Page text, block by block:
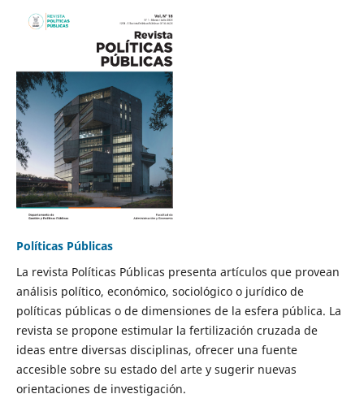
Políticas Públicas
La revista Políticas Públicas presenta artículos que provean
análisis político, económico, sociológico o jurídico de
políticas públicas o de dimensiones de la esfera pública. La
revista se propone estimular la fertilización cruzada de
ideas entre diversas disciplinas, ofrecer una fuente
accesible sobre su estado del arte y sugerir nuevas
orientaciones de investigación.